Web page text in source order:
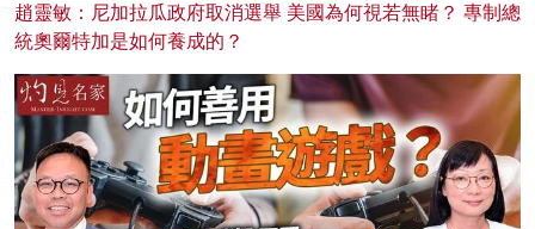
趙靈敏：尼加拉瓜政府取消選舉 美國為何視若無睹？ 專制總
統奧爾特加是如何養成的？